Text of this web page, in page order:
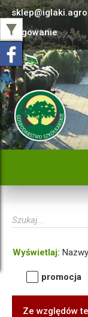
Logowanie
Wyświetlaj:
promocja
Ze względów